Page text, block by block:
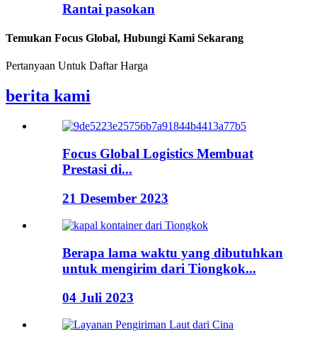
Rantai pasokan
Temukan Focus Global, Hubungi Kami Sekarang
Pertanyaan Untuk Daftar Harga
berita kami
Focus Global Logistics Membuat
Prestasi di...
21 Desember 2023
Berapa lama waktu yang dibutuhkan
untuk mengirim dari Tiongkok...
04 Juli 2023